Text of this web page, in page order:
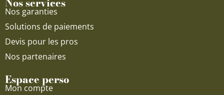
Nos garanties
Solutions de paiements
Devis pour les pros
Nos partenaires
Espace perso
Mon compte